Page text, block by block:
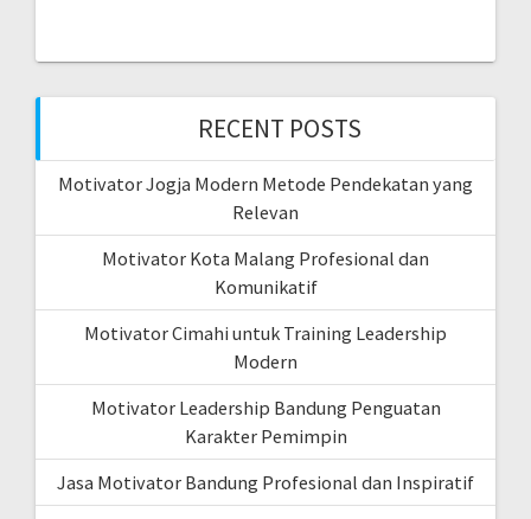
RECENT POSTS
Motivator Jogja Modern Metode Pendekatan yang
Relevan
Motivator Kota Malang Profesional dan
Komunikatif
Motivator Cimahi untuk Training Leadership
Modern
Motivator Leadership Bandung Penguatan
Karakter Pemimpin
Jasa Motivator Bandung Profesional dan Inspiratif